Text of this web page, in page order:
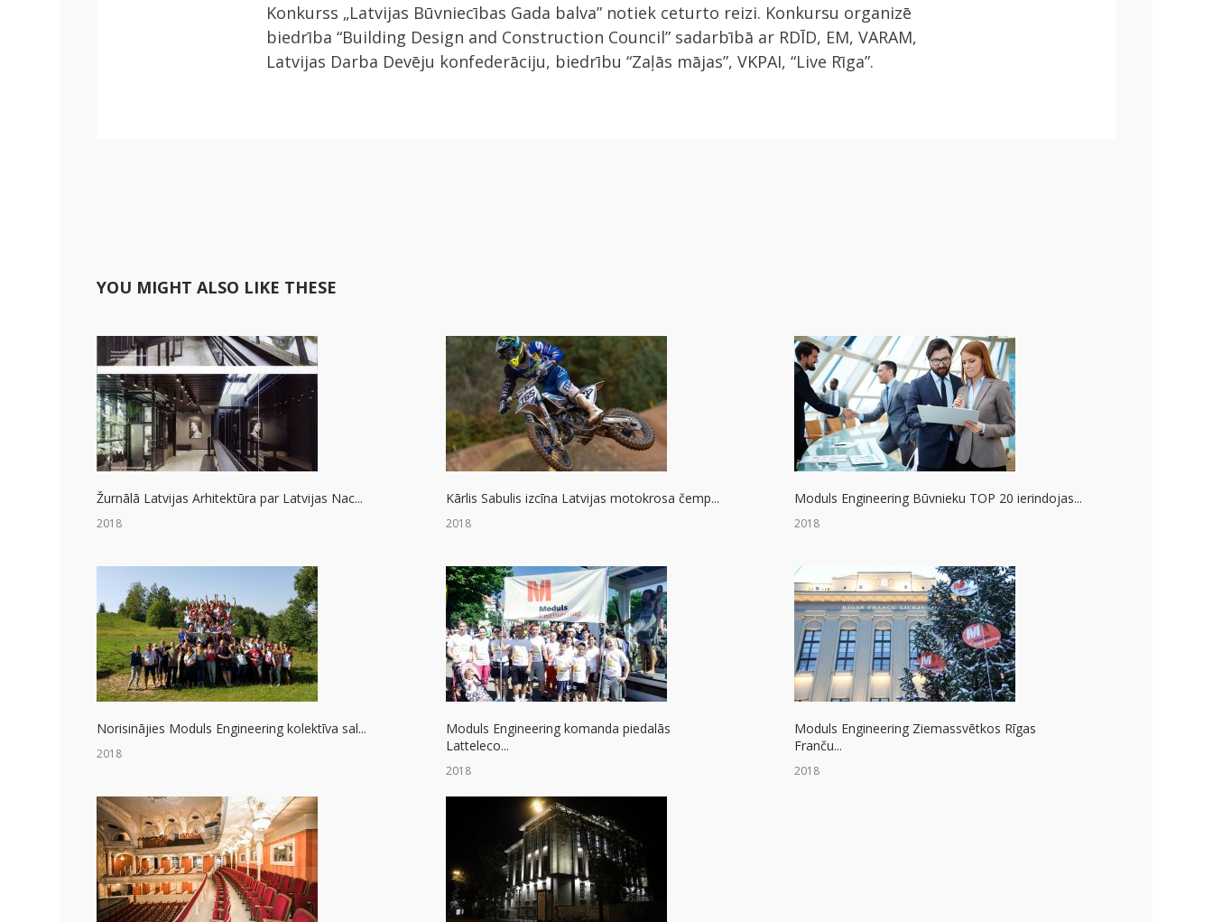
Konkurss „Latvijas Būvniecības Gada balva” notiek ceturto reizi. Konkursu organizē
biedrība “Building Design and Construction Council” sadarbībā ar RDĪD, EM, VARAM,
Latvijas Darba Devēju konfederāciju, biedrību “Zaļās mājas”, VKPAI, “Live Rīga”.
YOU MIGHT ALSO LIKE THESE
Žurnālā Latvijas Arhitektūra par Latvijas Nac...
2018
Kārlis Sabulis izcīna Latvijas motokrosa čemp...
2018
Moduls Engineering Būvnieku TOP 20 ierindojas...
2018
Norisinājies Moduls Engineering kolektīva sal...
2018
Moduls Engineering komanda piedalās
Latteleco...
2018
Moduls Engineering Ziemassvētkos Rīgas
Franču...
2018